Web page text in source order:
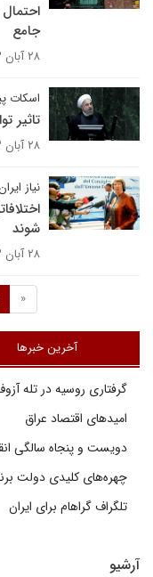
جامع
۲۸ آبان ۱۳۹۳
اسکات
تاثیر
۲۸ آبان ۱۳۹۳
نیاز
شوند
۲۸ آبان ۱۳۹۳
«
آخرین خبرها
گرفتاری روسیه در تله
امیدهای اقتصاد عراق
دویست و پنجاه سالگی
چهره‌های کلیدی دولت
تلگراف گراهام برای ایران
آرشیو